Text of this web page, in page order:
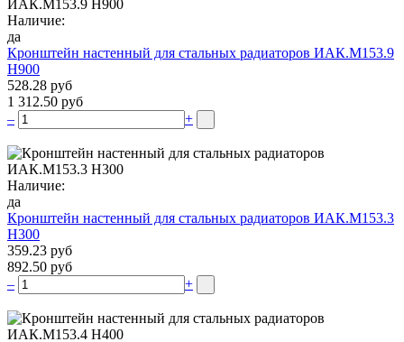
Наличие:
да
Кронштейн настенный для стальных радиаторов ИАК.М153.9
Н900
528.28 руб
1 312.50 руб
–
+
Наличие:
да
Кронштейн настенный для стальных радиаторов ИАК.М153.3
Н300
359.23 руб
892.50 руб
–
+